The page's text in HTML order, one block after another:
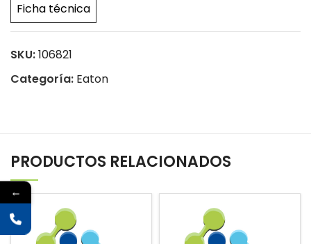
Ficha técnica
SKU:106821
Categoría: Eaton
PRODUCTOS RELACIONADOS
←